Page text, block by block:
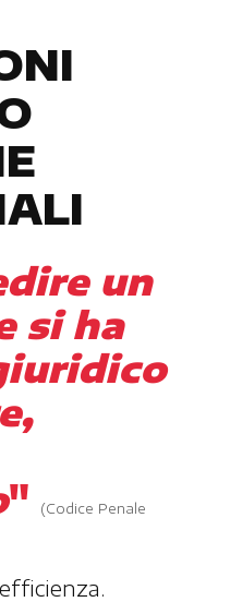
un
si ha
" (Codice Penale